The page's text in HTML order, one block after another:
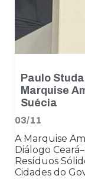
Paulo
Marquise
Suécia
03/11
A Marquise
Diálogo
Resíduos
Cidades do